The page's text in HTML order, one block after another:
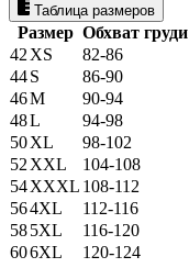
Таблица размеров
Размер Обхват груди
42 XS 82-86
44S 86-90
46M 90-94
48L 94-98
50XL 98-102
52 XXL 104-108
54XXXL 108-112
564XL 112-116
585XL 116-120
606XL 120-124